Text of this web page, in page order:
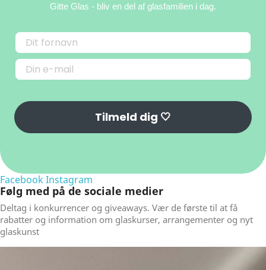
Gitte Glas - bliv en del af glasfamilien i dag.
Tilmeld dig 🤍
Facebook Instagram
Følg med på de sociale medier
Deltag i konkurrencer og giveaways. Vær de første til at få
rabatter og information om glaskurser, arrangementer og nyt
glaskunst